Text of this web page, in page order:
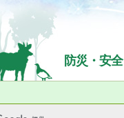
Nagano Prefecture
防災・安全